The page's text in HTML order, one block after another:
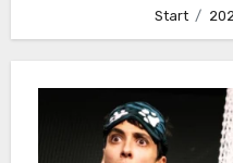
Start